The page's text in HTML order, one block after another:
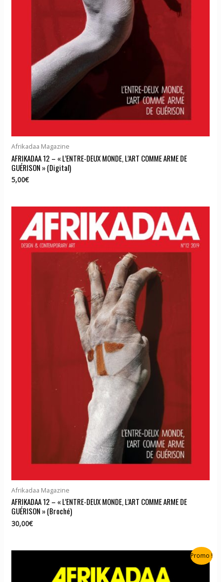
Afrikadaa Magazine
AFRIKADAA 12 – « L’ENTRE-DEUX MONDE, L’ART COMME ARME DE
GUÉRISON » (Digital)
5,00€
Afrikadaa Magazine
AFRIKADAA 12 – « L’ENTRE-DEUX MONDE, L’ART COMME ARME DE
GUÉRISON » (Broché)
30,00€
Promo !